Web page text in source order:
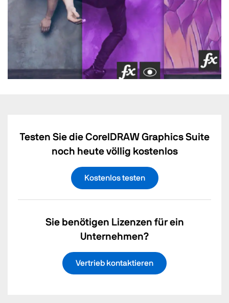
Testen Sie die CorelDRAW Graphics Suite
noch heute völlig kostenlos
Kostenlos testen
Sie benötigen Lizenzen für ein
Unternehmen?
Vertrieb kontaktieren